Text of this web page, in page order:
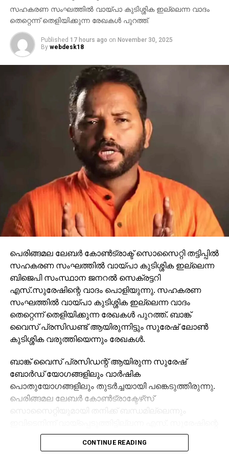
സഹകരണ സംഘത്തില്‍ വായ്പാ കുടിശ്ശിക ഇല്ലെന്ന വാദം
തെറ്റെന്ന് തെളിയിക്കുന്ന രേഖകള്‍ പുറത്ത്.
Published 17 hours ago on November 30, 2025
By webdesk18
പെരിങ്ങമല ലേബര്‍ കോണ്‍ട്രാക്ട് സൊസൈറ്റി തട്ടിപ്പില്‍
സഹകരണ സംഘത്തില്‍ വായ്പാ കുടിശ്ശിക ഇല്ലെന്ന
ബിജെപി സംസ്ഥാന ജനറല്‍ സെക്രട്ടറി
എസ്.സുരേഷിന്റെ വാദം പൊളിയുന്നു. സഹകരണ
സംഘത്തില്‍ വായ്പാ കുടിശ്ശിക ഇല്ലെന്ന വാദം
തെറ്റെന്ന് തെളിയിക്കുന്ന രേഖകള്‍ പുറത്ത്. ബാങ്ക്
വൈസ് പ്രസിഡണ്ട് ആയിരുന്നിട്ടും സുരേഷ് ലോണ്‍
കുടിശ്ശിക വരുത്തിയെന്നും രേഖകള്‍.
ബാങ്ക് വൈസ് പ്രസിഡന്റ് ആയിരുന്ന സുരേഷ്
ബോര്‍ഡ് യോഗങ്ങളിലും വാര്‍ഷിക
പൊതുയോഗങ്ങളിലും തുടര്‍ച്ചയായി പങ്കെടുത്തിരുന്നു.
പെരിങ്ങമല ലേബര്‍ കോണ്‍ട്രാക്ടേഴ്‌സ്
സൊസൈറ്റിയുമായി തനിക്ക് ബന്ധമില്ലെന്നും
ഇതുവരെയുള്ള വാദം തെറ്റൊന്നു തെളിയിക്കുന്ന
രേഖകളാണ് പുറത്തുവന്നിട്ടുള്ളത്.
CONTINUE READING